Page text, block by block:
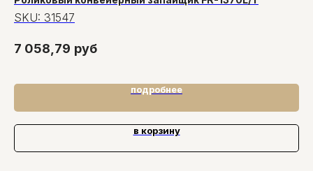
SKU: 31547
7 058,79 руб
подробнее
в корзину